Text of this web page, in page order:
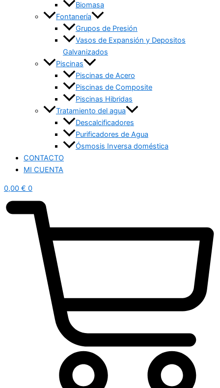
Biomasa
Fontanería
Grupos de Presión
Vasos de Expansión y Depositos
Galvanizados
Piscinas
Piscinas de Acero
Piscinas de Composite
Piscinas Hibridas
Tratamiento del agua
Descalcificadores
Purificadores de Agua
Ósmosis Inversa doméstica
CONTACTO
MI CUENTA
0,00 € 0